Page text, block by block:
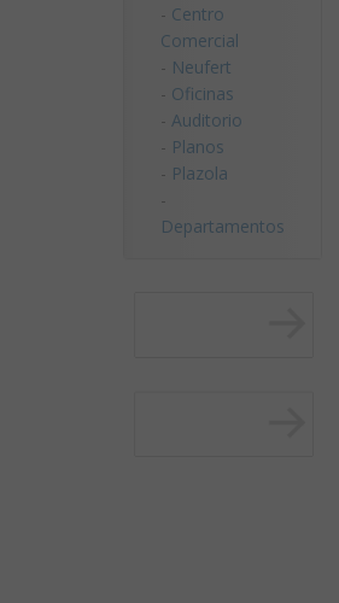
- Centro
Comercial
- Neufert
- Oficinas
- Auditorio
- Planos
- Plazola
-
Departamentos